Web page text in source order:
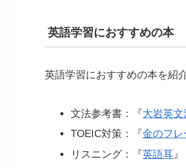
英語学習におすすめの本
英語学習におすすめの本を紹
文法参考書：『大岩英文
TOEIC対策：『金のフレ
リスニング：『英語耳